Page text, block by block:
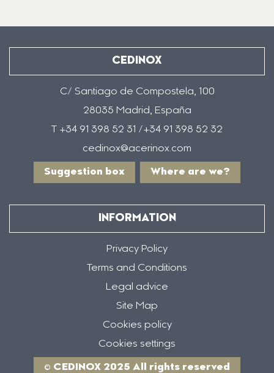
CEDINOX
C/ Santiago de Compostela, 100
28035 Madrid, España
T +34 91 398 52 31 /+34 91 398 52 32
cedinox@acerinox.com
Suggestion box Where are we?
INFORMATION
Privacy Policy
Terms and Conditions
Legal advice
Site Map
Cookies policy
Cookies settings
© CEDINOX 2025 All rights reserved